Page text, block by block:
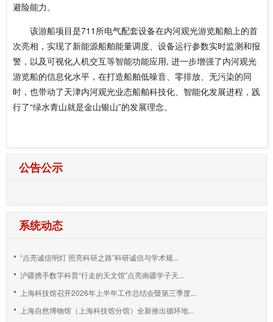
避险能力。
该游船项目是711所电气配套设备在内河观光游览船舶上的首
次亮相，实现了新能源船舶能量调度、设备运行参数实时监测和报
警，以及可视化人机交互等智能功能应用, 进一步增强了内河观光
游览船的信息化水平，在打造船舶低噪音、零排放、无污染的同
时，也带动了天津内河观光业态船舶科技化、智能化发展进程，践
行了“绿水青山就是金山银山”的发展理念。
公告公示
系统动态
“点亮诚信明灯 照亮科研之路”科研诚信与学术规...
沪疆携手数字科普“行走的天文馆”点亮南疆学子天...
上海科技馆召开2026年上半年工作总结会暨第三季度...
上海自然博物馆（上海科技馆分馆）全新推出循环地...